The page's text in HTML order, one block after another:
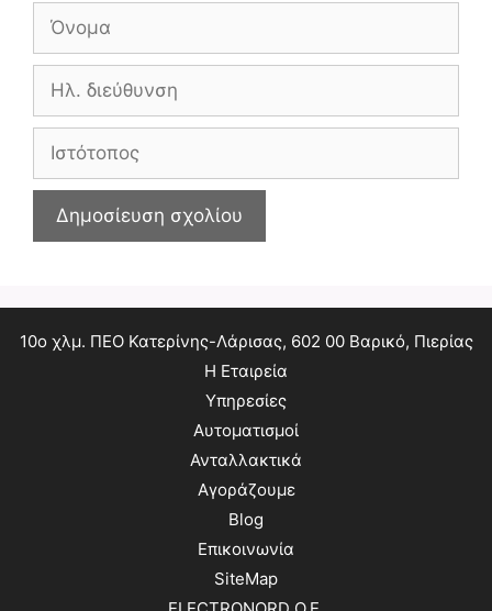
Όνομα
Ηλ.
Ιστότοπος
10ο χλμ. ΠΕΟ Κατερίνης-Λάρισας, 602 00 Βαρικό, Πιερίας
Η Εταιρεία
Υπηρεσίες
Αυτοματισμοί
Ανταλλακτικά
Αγοράζουμε
Blog
Επικοινωνία
SiteMap